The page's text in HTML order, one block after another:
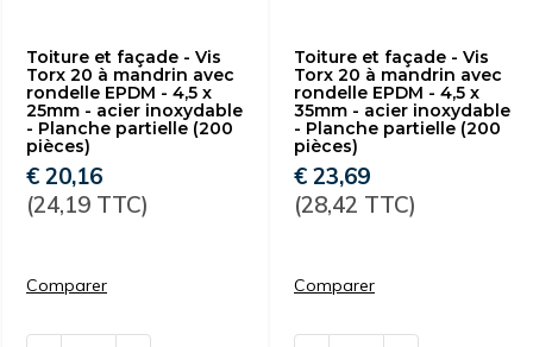
Toiture et façade - Vis
Torx 20 à mandrin avec
rondelle EPDM - 4,5 x
25mm - acier inoxydable
- Planche partielle (200
pièces)
€ 20,16
(24,19 TTC)
Comparer
Toiture et façade - Vis
Torx 20 à mandrin avec
rondelle EPDM - 4,5 x
35mm - acier inoxydable
- Planche partielle (200
pièces)
€ 23,69
(28,42 TTC)
Comparer